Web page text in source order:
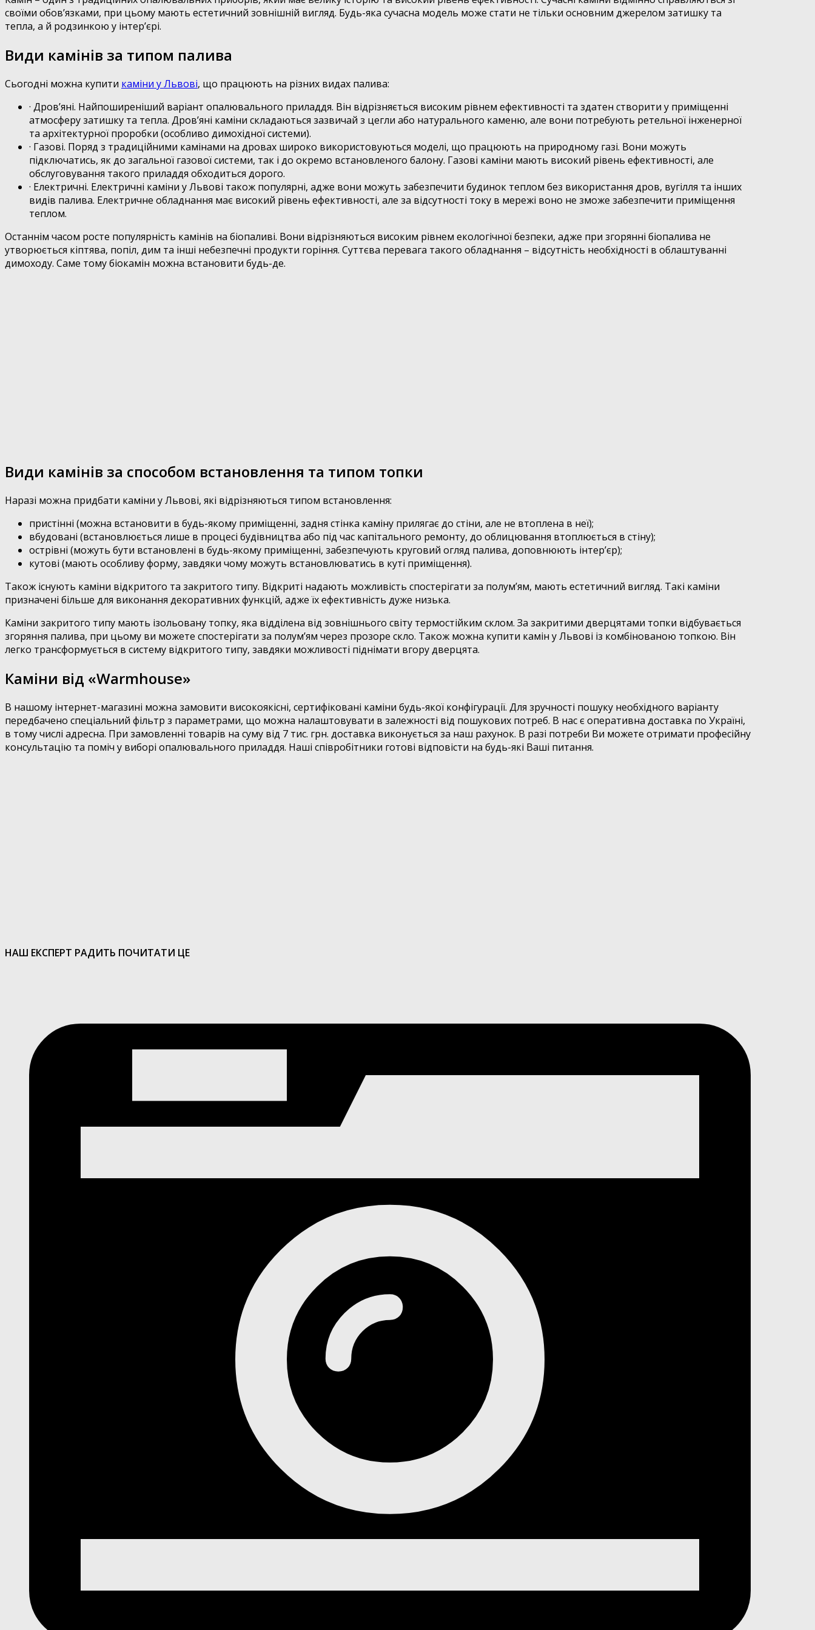
своїми обов’язками, при цьому мають естетичний зовнішній вигляд. Будь-яка сучасна модель може стати не тільки основним джерелом затишку та
тепла, а й родзинкою у інтер’єрі.
Види камінів за типом палива
Сьогодні можна купити каміни у Львові, що працюють на різних видах палива:
· Дров’яні. Найпоширеніший варіант опалювального приладдя. Він відрізняється високим рівнем ефективності та здатен створити у приміщенні
атмосферу затишку та тепла. Дров’яні каміни складаються зазвичай з цегли або натурального каменю, але вони потребують ретельної інженерної
та архітектурної проробки (особливо димохідної системи).
· Газові. Поряд з традиційними камінами на дровах широко використовуються моделі, що працюють на природному газі. Вони можуть
підключатись, як до загальної газової системи, так і до окремо встановленого балону. Газові каміни мають високий рівень ефективності, але
обслуговування такого приладдя обходиться дорого.
· Електричні. Електричні каміни у Львові також популярні, адже вони можуть забезпечити будинок теплом без використання дров, вугілля та інших
видів палива. Електричне обладнання має високий рівень ефективності, але за відсутності току в мережі воно не зможе забезпечити приміщення
теплом.
Останнім часом росте популярність камінів на біопаливі. Вони відрізняються високим рівнем екологічної безпеки, адже при згорянні біопалива не
утворюється кіптява, попіл, дим та інші небезпечні продукти горіння. Суттєва перевага такого обладнання – відсутність необхідності в облаштуванні
димоходу. Саме тому біокамін можна встановити будь-де.
Види камінів за способом встановлення та типом топки
Наразі можна придбати каміни у Львові, які відрізняються типом встановлення:
пристінні (можна встановити в будь-якому приміщенні, задня стінка каміну прилягає до стіни, але не втоплена в неї);
вбудовані (встановлюється лише в процесі будівництва або під час капітального ремонту, до облицювання втоплюється в стіну);
острівні (можуть бути встановлені в будь-якому приміщенні, забезпечують круговий огляд палива, доповнюють інтер’єр);
кутові (мають особливу форму, завдяки чому можуть встановлюватись в куті приміщення).
Також існують каміни відкритого та закритого типу. Відкриті надають можливість спостерігати за полум’ям, мають естетичний вигляд. Такі каміни
призначені більше для виконання декоративних функцій, адже їх ефективність дуже низька.
Каміни закритого типу мають ізольовану топку, яка відділена від зовнішнього світу термостійким склом. За закритими дверцятами топки відбувається
згоряння палива, при цьому ви можете спостерігати за полум’ям через прозоре скло. Також можна купити камін у Львові із комбінованою топкою. Він
легко трансформується в систему відкритого типу, завдяки можливості піднімати вгору дверцята.
Каміни від «Warmhouse»
В нашому інтернет-магазині можна замовити високоякісні, сертифіковані каміни будь-якої конфігурації. Для зручності пошуку необхідного варіанту
передбачено спеціальний фільтр з параметрами, що можна налаштовувати в залежності від пошукових потреб. В нас є оперативна доставка по Україні,
в тому числі адресна. При замовленні товарів на суму від 7 тис. грн. доставка виконується за наш рахунок. В разі потреби Ви можете отримати професійну
консультацію та поміч у виборі опалювального приладдя. Наші співробітники готові відповісти на будь-які Ваші питання.
НАШ ЕКСПЕРТ РАДИТЬ ПОЧИТАТИ ЦЕ